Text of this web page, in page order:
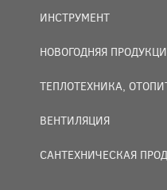
ИНСТРУМЕНТ
НОВОГОДНЯЯ
ТЕПЛОТЕХНИКА,
ВЕНТИЛЯЦИЯ
САНТЕХНИЧЕСКАЯ